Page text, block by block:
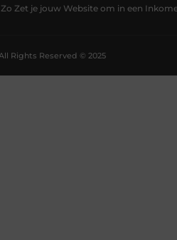
Zet je jouw Website om in een
Rights Reserved © 2025